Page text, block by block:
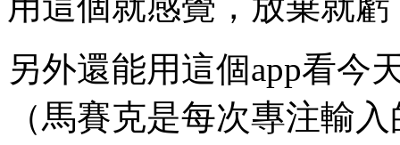
另外還能用這個app看今
（馬賽克是每次專注輸